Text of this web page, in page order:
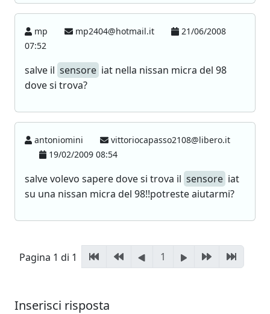
mp mp2404@hotmail.it
21/06/2008
07:52
salve il sensore iat nella nissan micra del 98
dove si trova?
antoniomini
vittoriocapasso2108@libero.it
19/02/2009 08:54
salve volevo sapere dove si trova il sensore iat
su una nissan micra del 98!!potreste aiutarmi?
Pagina 1 di 1 1
Inserisci risposta